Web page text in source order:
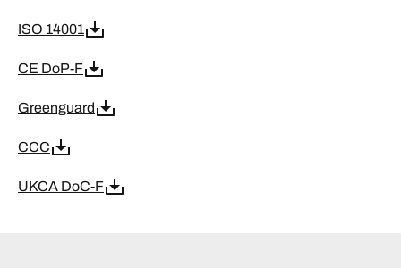
ISO 14001
CE DoP-F
Greenguard
CCC
UKCA DoC-F